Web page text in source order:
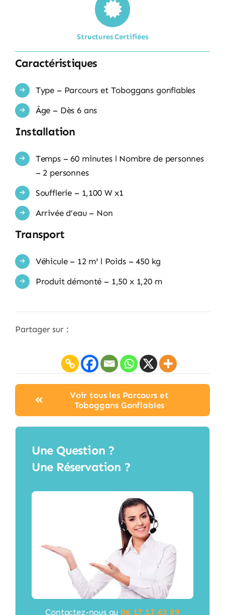
Structures Certifiées
Caractéristiques
Type – Parcours et Toboggans gonflables
Âge – Dès 6 ans
Installation
Temps – 60 minutes l Nombre de personnes
– 2 personnes
Soufflerie – 1,100 W x1
Arrivée d’eau – Non
Transport
Véhicule – 12 m³ l Poids – 450 kg
Produit démonté – 1,50 x 1,20 m
Partager sur :
Voir tous les Parcours et
Toboggans Gonflables
Une Question ?
Une Réservation ?
Contactez-nous au06 17 17 63 89